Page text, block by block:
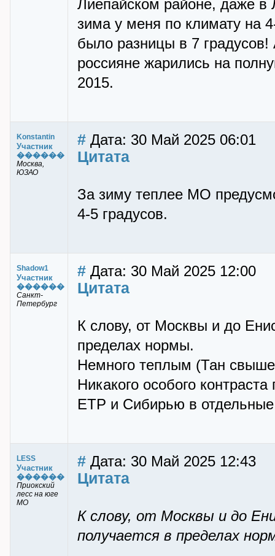
Лиепайском районе, даже в
зима у меня по климату на
было разницы в 7
россияне жарились на
2015.
Konstantin
Участник
������
Москва,
ЮЗАО
# Дата: 30 Май 2025 06:01
Цитата
За зиму теплее МО
4-5 градусов.
Shadow1
Участник
������
Санкт-
Петербург
# Дата: 30 Май 2025 12:00
Цитата
К слову, от Москвы и до
пределах нормы.
Немного теплым (Тан
Никакого особого
ЕТР и Сибирью в
LESS
Участник
������
Приокский
лесс на юге
МО
# Дата: 30 Май 2025 12:43
Цитата
К слову, от Москвы и до
получается в пределах